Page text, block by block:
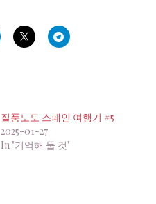
질풍노도 스페인 여행기 #5
2025-01-27
In "기억해 둘 것"